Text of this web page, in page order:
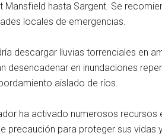
Mansfield hasta Sargent. Se
locales de emergencias.
descargar lluvias torrenciales en
desencadenar en inundaciones
aislado de ríos.
ha activado numerosos
precaución para proteger sus vidas